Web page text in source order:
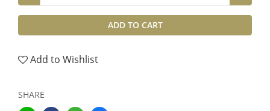
ADD TO CART
Add to Wishlist
SHARE